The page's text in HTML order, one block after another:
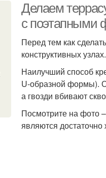
Делаем
с поэтапными
Перед тем как
конструктивных
Наилучший способ
U-образной формы).
а гвозди вбивают
Посмотрите на фото
являются